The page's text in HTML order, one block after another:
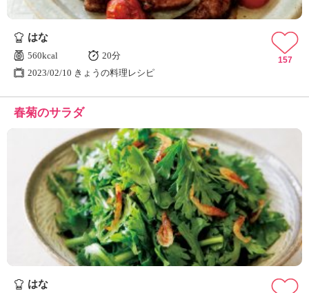
はな
560kcal
20分
2023/02/10 きょうの料理レシピ
157
春菊のサラダ
はな